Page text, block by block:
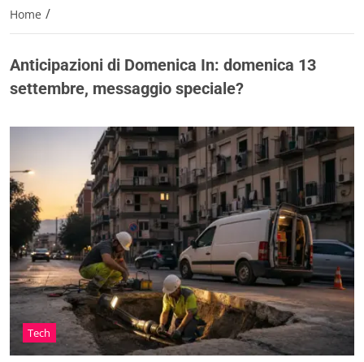
Home /
Anticipazioni di Domenica In: domenica 13
settembre, messaggio speciale?
Tech